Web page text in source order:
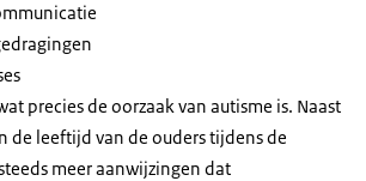
precies de oorzaak van autisme is. Naast
de leeftijd van de ouders tijdens de
meer aanwijzingen dat